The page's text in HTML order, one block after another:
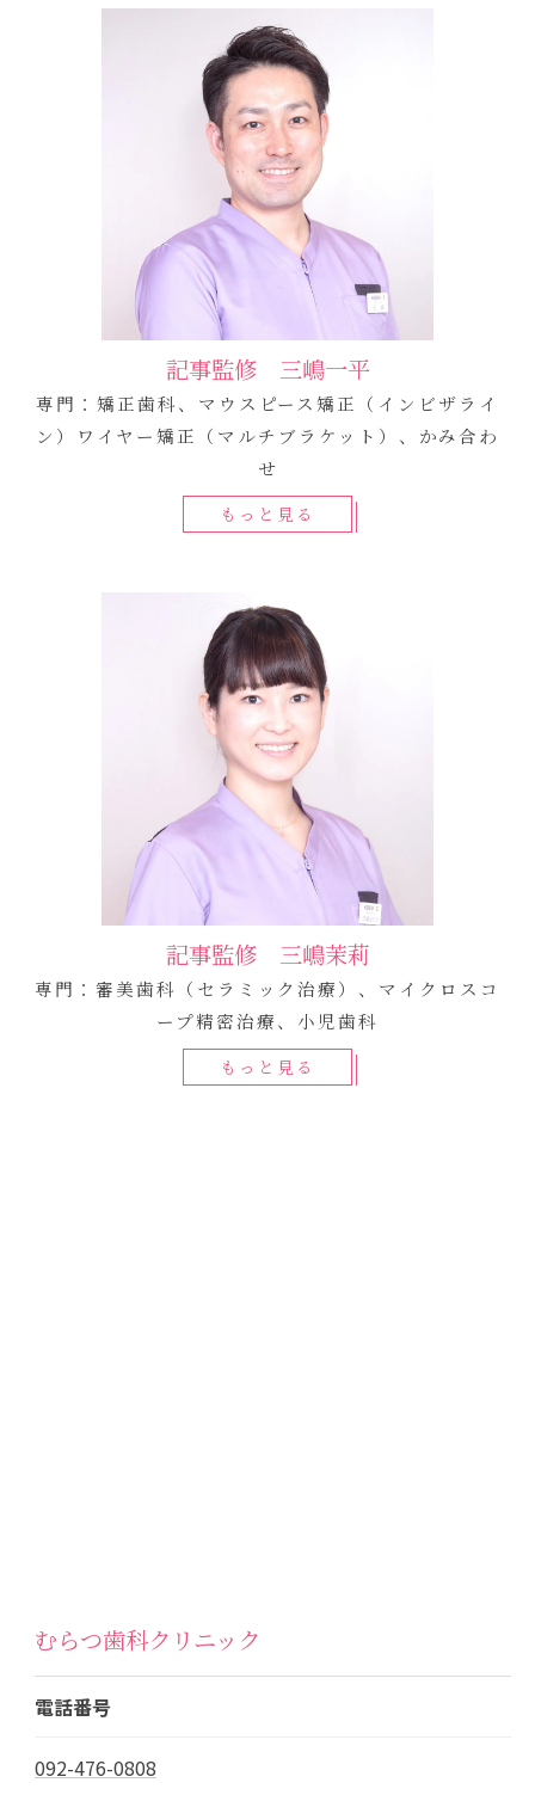
記事監修 三嶋一平
専門：矯正歯科、マウスピース矯正（インビザライ
ン）ワイヤー矯正（マルチブラケット）、かみ合わ
せ
もっと見る
記事監修 三嶋茉莉
専門：審美歯科（セラミック治療）、マイクロスコ
ープ精密治療、小児歯科
もっと見る
むらつ歯科クリニック
電話番号
092-476-0808